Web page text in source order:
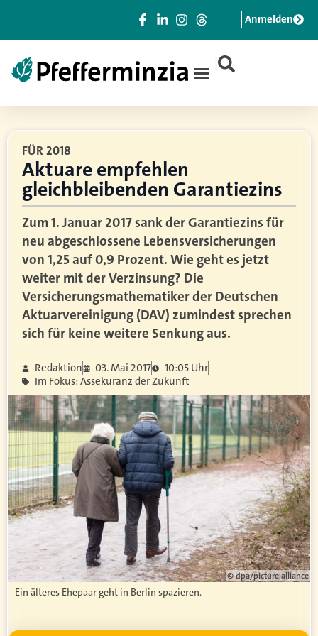
|
Anmelden
FÜR 2018
Aktuare empfehlen
gleichbleibenden Garantiezins
Zum 1. Januar 2017 sank der Garantiezins für
neu abgeschlossene Lebensversicherungen
von 1,25 auf 0,9 Prozent. Wie geht es jetzt
weiter mit der Verzinsung? Die
Versicherungsmathematiker der Deutschen
Aktuarvereinigung (DAV) zumindest sprechen
sich für keine weitere Senkung aus.
Redaktion 03. Mai 2017
10:05 Uhr
Im Fokus: Assekuranz der Zukunft
© dpa/picture alliance
Ein älteres Ehepaar geht in Berlin spazieren.